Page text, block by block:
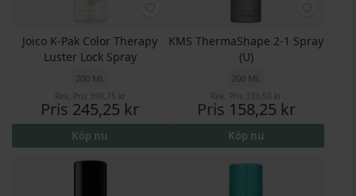
Joico K-Pak Color Therapy
Luster Lock Spray
200 ML
Rek. Pris 398,75 kr
Pris 245,25 kr
Köp nu
KMS ThermaShape 2-1 Spray
(U)
200 ML
Rek. Pris 333,50 kr
Pris 158,25 kr
Köp nu